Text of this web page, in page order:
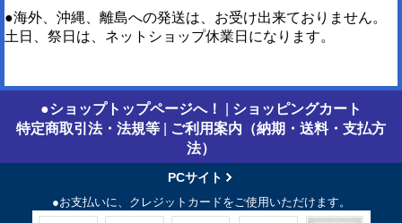
●海外、沖縄、離島への発送は、お受け出来ておりません。
土日、祭日は、ネットショップ休業日になります。
●ショップトップページへ！
ショッピングカート
特定商取引法・法規等
ご利用案内（納期・送料・支払方
法）
PCサイト
●お支払いに、クレジットカードをご使用いただけます。